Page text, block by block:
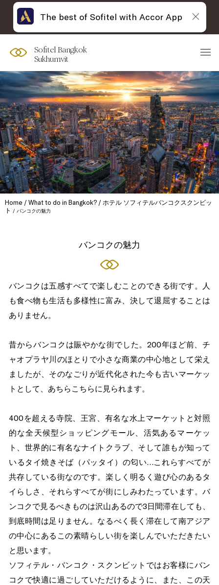
Sofitel Bangkok
Sukhumvit
Home What to do in Bangkok?
ホテル ソフィテルバンコクスクンビッ
ト
バンコクの魅力
バンコクの魅力
バンコクは五感すべてで楽しむことのできる街です。人
も食べ物も生活も多様性に富み、決して退屈することは
ありません。
昔からバンコクは賑やかな街でした。200年ほど前、チ
ャオプラヤ川のほとりで小さな商業の中心地として栄え
ましたが、そのなごりが近代化された今も古いマーケッ
トとして、あちらこちらに見られます。
400を超える寺院、王宮、有名な水上マーケットと対照
的な全天候型ショッピングモール、活気あるマーケッ
ト、世界的に有名なナイトクラブ、そして誰もが知って
いるタイ焼きそば（パッタイ）の匂い…これらすべてが
共存している街なのです。楽しく明るく遊び心のあるタ
イらしさ、それらすべてが街にしみわたっています。バ
ンコクで見るべきものは沢山あるので3日間滞在しても、
到底時間は足りません。なるべく長く滞在して南アジア
の中心にあるこの素晴らしい街を楽しんでいただきたい
と思います。
ソフィテル・バンコク・スクンビットではお客様にバン
コクで快適に過ごしていただけるように、また、この天
The best of Sofitel with Accor App